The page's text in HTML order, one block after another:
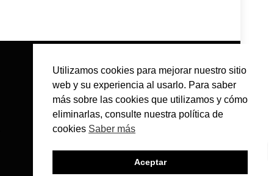
Utilizamos cookies para mejorar nuestro sitio
web y su experiencia al usarlo. Para saber
más sobre las cookies que utilizamos y cómo
eliminarlas, consulte nuestra política de
cookies Saber más
Aceptar